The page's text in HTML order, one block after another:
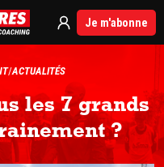
Je m'abonne
ACTUALITÉS
les 7 grands
?